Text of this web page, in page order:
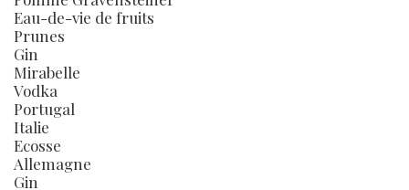
Eau-de-vie de fruits
Prunes
Gin
Mirabelle
Vodka
Portugal
Italie
Ecosse
Allemagne
Gin